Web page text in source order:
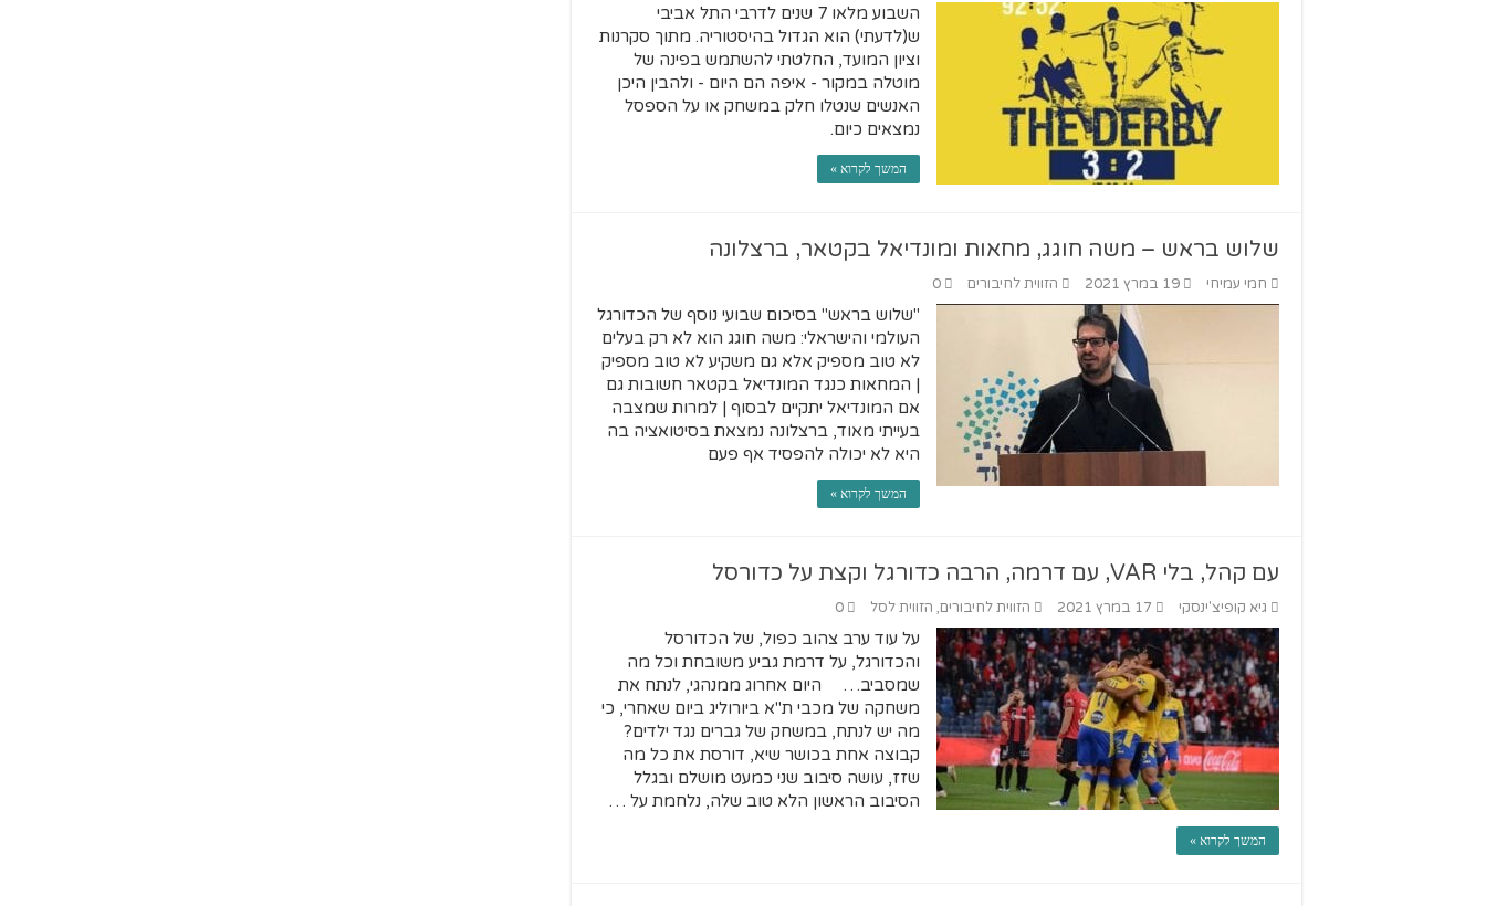
השבוע מלאו 7 שנים לדרבי התל אביבי
ש(לדעתי) הוא הגדול בהיסטוריה. מתוך סקרנות
וציון המועד, החלטתי להשתמש בפינה של
מוטלה במקור - איפה הם היום - ולהבין היכן
האנשים שנטלו חלק במשחק או על הספסל
נמצאים כיום.
המשך לקרוא »
שלוש בראש – משה חוגג, מחאות ומונדיאל בקטאר, ברצלונה
חמי עמיחי 19 במרץ 2021 הזווית לחיבורים 0
"שלוש בראש" בסיכום שבועי נוסף של הכדורגל
העולמי והישראלי: משה חוגג הוא לא רק בעלים
לא טוב מספיק אלא גם משקיע לא טוב מספיק
| המחאות כנגד המונדיאל בקטאר חשובות גם
אם המונדיאל יתקיים לבסוף | למרות שמצבה
בעייתי מאוד, ברצלונה נמצאת בסיטואציה בה
היא לא יכולה להפסיד אף פעם
המשך לקרוא »
עם קהל, בלי VAR, עם דרמה, הרבה כדורגל וקצת על כדורסל
גיא קופיצ'ינסקי 17 במרץ 2021 הזווית לחיבורים, הזווית לסל 0
על עוד ערב צהוב כפול, של הכדורסל
והכדורגל, על דרמת גביע משובחת וכל מה
שמסביב… היום אחרוג ממנהגי, לנתח את
משחקה של מכבי ת"א ביורוליג ביום שאחרי, כי
מה יש לנתח, במשחק של גברים נגד ילדים?
קבוצה אחת בכושר שיא, דורסת את כל מה
שזז, עושה סיבוב שני כמעט מושלם ובגלל
הסיבוב הראשון הלא טוב שלה, נלחמת על …
המשך לקרוא »